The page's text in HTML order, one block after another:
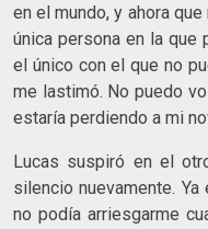
en el mundo, y ahora
única persona en la que
el único con el que no
me lastimó. No puedo
estaría perdiendo a mi
Lucas suspiró en el
silencio nuevamente.
no podía arriesgarme